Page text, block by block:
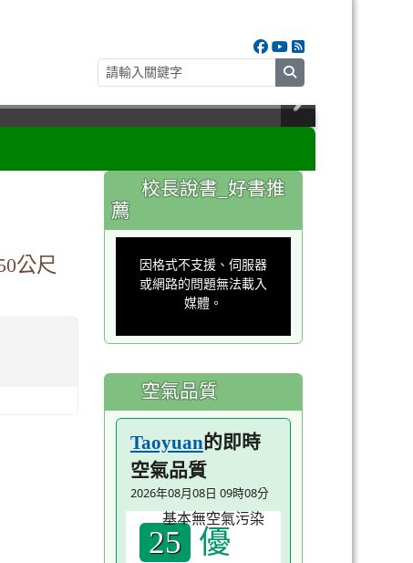
search
公尺
:::
校長說書_好書推
薦
modal
window.
因格式不支援、伺服器
或網路的問題無法載入
媒體。
空氣品質
Taoyuan的即時
空氣品質
2026年08月08日 09時08分
25 優